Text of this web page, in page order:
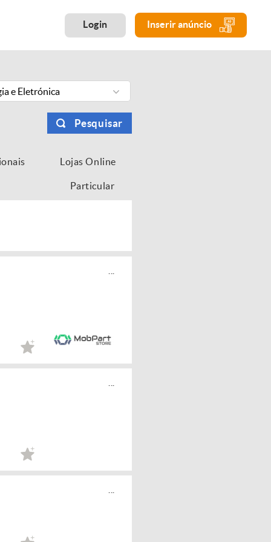
Login Inserir anúncio
e Eletrónica
Pesquisar
Lojas Online
Particular